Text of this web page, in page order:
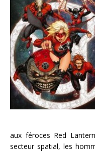
aux féroces Red
secteur spatial, les